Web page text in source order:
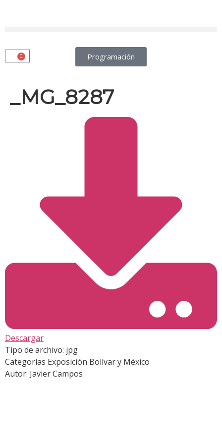
Programación
0
_MG_8287
Descargar
Tipo de archivo: jpg
Categorías Exposición Bolívar y México
Autor: Javier Campos